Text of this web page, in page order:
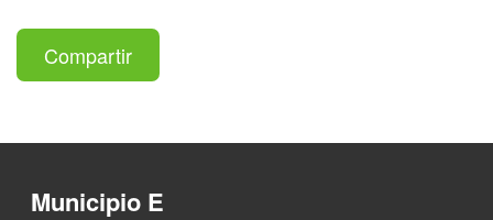
Compartir
Municipio E